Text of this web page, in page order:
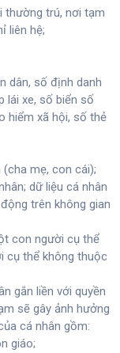
thường trú, nơi tạm
liên hệ;
dân, số định danh
lái xe, số biển số
hiểm xã hội, số thẻ
mẹ, con cái);
dữ liệu cá nhân
trên không gian
con người cụ thể
cụ thể không thuộc
gắn liền với quyền
sẽ gây ảnh hưởng
cá nhân gồm:
giáo;